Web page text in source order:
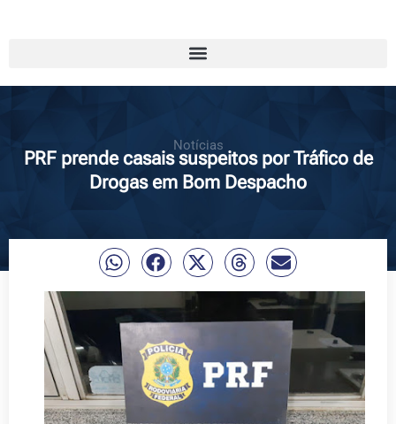
Notícias
PRF prende casais suspeitos por Tráfico de
Drogas em Bom Despacho